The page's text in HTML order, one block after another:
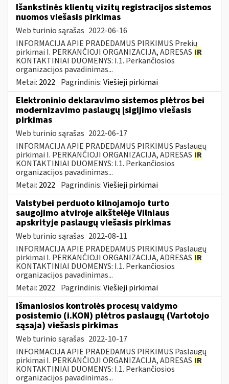
Išankstinės klientų vizitų registracijos sistemos
nuomos viešasis pirkimas
Web turinio sąrašas 2022-06-16
INFORMACIJA APIE PRADEDAMUS PIRKIMUS Prekių
pirkimai I. PERKANČIOJI ORGANIZACIJA, ADRESAS IR
KONTAKTINIAI DUOMENYS: I.1. Perkančiosios
organizacijos pavadinimas...
Metai: 2022 Pagrindinis:Viešieji pirkimai
Elektroninio deklaravimo sistemos plėtros bei
modernizavimo paslaugų įsigijimo viešasis
pirkimas
Web turinio sąrašas 2022-06-17
INFORMACIJA APIE PRADEDAMUS PIRKIMUS Paslaugų
pirkimai I. PERKANČIOJI ORGANIZACIJA, ADRESAS IR
KONTAKTINIAI DUOMENYS: I.1. Perkančiosios
organizacijos pavadinimas...
Metai: 2022 Pagrindinis:Viešieji pirkimai
Valstybei perduoto kilnojamojo turto
saugojimo atviroje aikštelėje Vilniaus
apskrityje paslaugų viešasis pirkimas
Web turinio sąrašas 2022-08-11
INFORMACIJA APIE PRADEDAMUS PIRKIMUS Paslaugų
pirkimai I. PERKANČIOJI ORGANIZACIJA, ADRESAS IR
KONTAKTINIAI DUOMENYS: I.1. Perkančiosios
organizacijos pavadinimas...
Metai: 2022 Pagrindinis:Viešieji pirkimai
Išmaniosios kontrolės procesų valdymo
posistemio (i.KON) plėtros paslaugų (Vartotojo
sąsaja) viešasis pirkimas
Web turinio sąrašas 2022-10-17
INFORMACIJA APIE PRADEDAMUS PIRKIMUS Paslaugų
pirkimai I. PERKANČIOJI ORGANIZACIJA, ADRESAS IR
KONTAKTINIAI DUOMENYS: I.1. Perkančiosios
organizacijos pavadinimas...